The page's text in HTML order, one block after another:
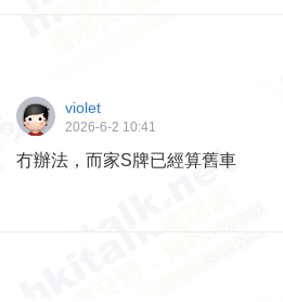
violet
2026-6-2 10:41
冇辦法，而家S牌已經算舊車